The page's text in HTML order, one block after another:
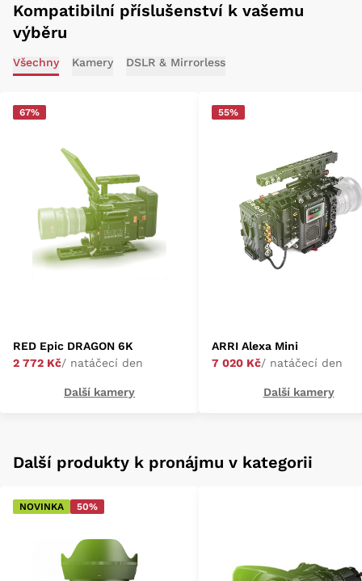
Kompatibilní příslušenství k vašemu
výběru
Všechny Kamery DSLR & Mirrorless
67%
RED Epic DRAGON 6K
2 772 Kč/ natáčecí den
Další kamery
55%
ARRI Alexa Mini
7 020 Kč/ natáčecí den
Další kamery
Další produkty k pronájmu v kategorii
NOVINKA 50%